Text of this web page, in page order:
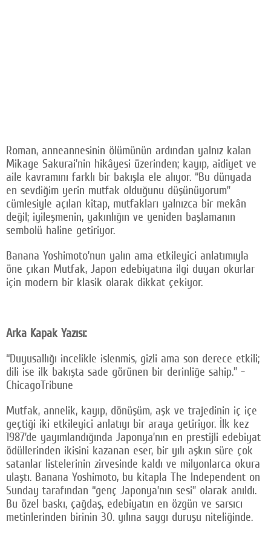
Roman, anneannesinin ölümünün ardından yalnız kalan
Mikage Sakurai’nin hikâyesi üzerinden; kayıp, aidiyet ve
aile kavramını farklı bir bakışla ele alıyor. “Bu dünyada
en sevdiğim yerin mutfak olduğunu düşünüyorum”
cümlesiyle açılan kitap, mutfakları yalnızca bir mekân
değil; iyileşmenin, yakınlığın ve yeniden başlamanın
sembolü haline getiriyor.
Banana Yoshimoto’nun yalın ama etkileyici anlatımıyla
öne çıkan Mutfak, Japon edebiyatına ilgi duyan okurlar
için modern bir klasik olarak dikkat çekiyor.
Arka Kapak Yazısı:
“Duyusallığı incelikle islenmis‚ gizli ama son derece etkili;
dili ise ilk bakışta sade görünen bir derinliğe sahip.” -
ChicagoTribune
Mutfak, annelik, kayıp, dönüşüm, aşk ve trajedinin iç içe
geçtiği iki etkileyici anlatıyı bir araya getiriyor. İlk kez
1987’de yayımlandığında Japonya’nın en prestijli edebiyat
ödüllerinden ikisini kazanan eser, bir yılı aşkın süre çok
satanlar listelerinin zirvesinde kaldı ve milyonlarca okura
ulaştı. Banana Yoshimoto, bu kitapla The Independent on
Sunday tarafından “genç Japonya’nın sesi” olarak anıldı.
Bu özel baskı, çağdaş‚ edebiyatın en özgün ve sarsıcı
metinlerinden birinin 30. yılına saygı duruşu niteliğinde.